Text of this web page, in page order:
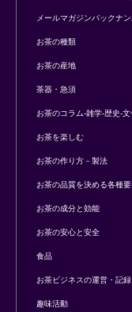
メールマガジンバックナ
お茶の種類
お茶の産地
茶器・急須
お茶のコラム-雑学-歴史-文
お茶を楽しむ
お茶の作り方－製法
お茶の品質を決める各種
お茶の成分と効能
お茶の安心と安全
食品
お茶ビジネスの運営・記録
趣味活動